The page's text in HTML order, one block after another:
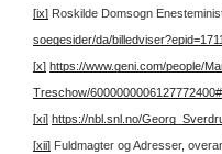
[ix] Roskilde Domsogn
soegesider/da/
[x] https://www.geni.com/people/
Treschow/
[xi] https://nbl.snl.no/
[xii] Fuldmagter og Adresser,